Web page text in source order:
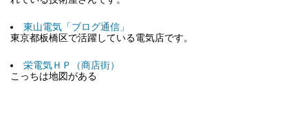
東山電気「ブログ通信」
東京都板橋区で活躍している電気店です。
栄電気ＨＰ（商店街）
こっちは地図がある